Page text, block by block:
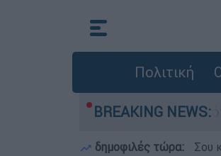
Πολιτική
BREAKING NEWS:
8 ημερών - Νοσηλευόταν
δημοφιλές τώρα: Σου